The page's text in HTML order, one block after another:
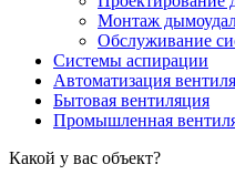
Монтаж
Обслуживание
Системы аспирации
Автоматизация
Бытовая вентиляция
Промышленная
Какой у вас объект?